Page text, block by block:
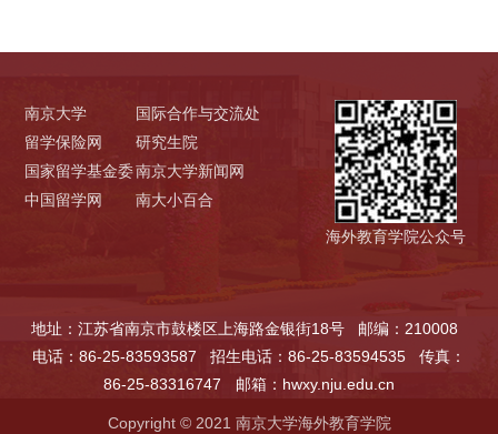
南京大学
留学保险网
国家留学基金委
中国留学网
国际合作与交流处
研究生院
南京大学新闻网
南大小百合
海外教育学院公众号
地址：江苏省南京市鼓楼区上海路金银街18号
邮编：210008
电话：86-25-83593587
招生电话：86-25-83594535
传真：
86-25-83316747
邮箱：hwxy.nju.edu.cn
Copyright © 2021 南京大学海外教育学院